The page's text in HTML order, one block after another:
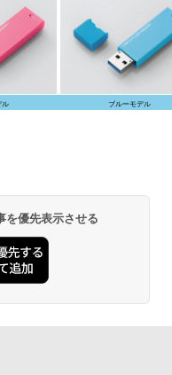
ル ブルーモデル
を優先表示させる